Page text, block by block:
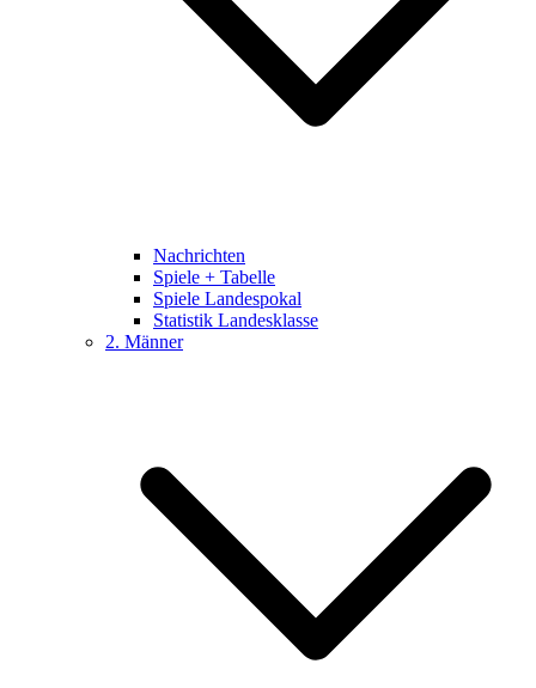
Nachrichten
Spiele + Tabelle
Spiele Landespokal
Statistik Landesklasse
2. Männer